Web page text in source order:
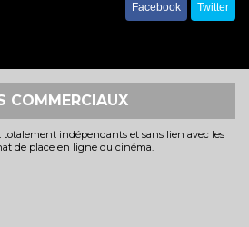
Facebook Twitter
COMMERCIAUX
totalement indépendants et sans lien avec les
de place en ligne du cinéma.